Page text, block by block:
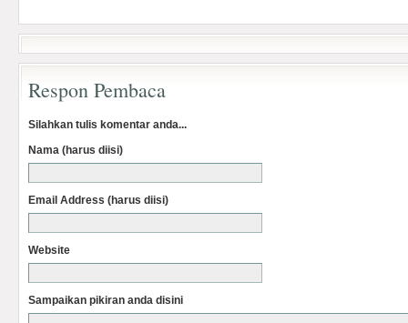
Respon Pembaca
Silahkan tulis komentar anda...
Nama (harus diisi)
Email Address (harus diisi)
Website
Sampaikan pikiran anda disini